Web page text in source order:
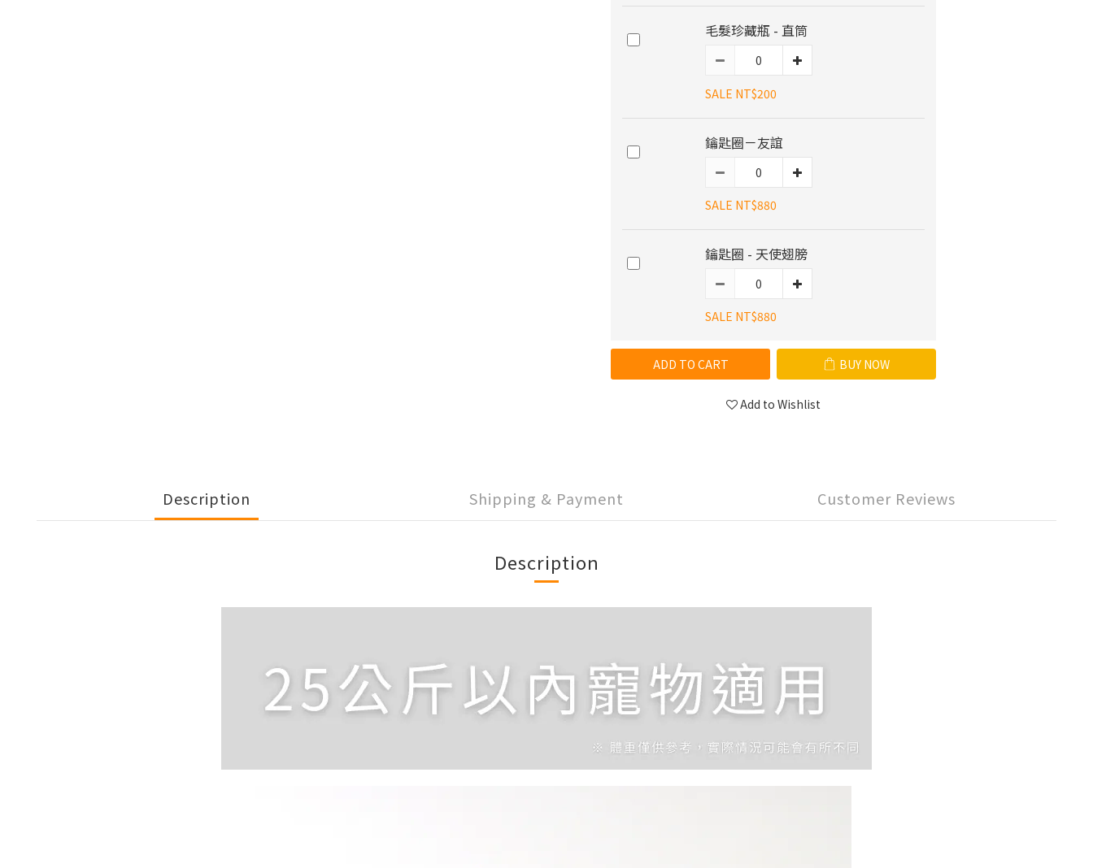
毛髮珍藏瓶 - 直筒
SALE NT$200
鑰匙圈－友誼
SALE NT$880
鑰匙圈 - 天使翅膀
SALE NT$880
ADD TO CART BUY NOW
Add to Wishlist
Description Shipping & Payment Customer Reviews
Description